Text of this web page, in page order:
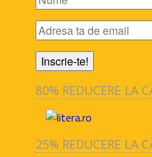
80% REDUCERE LA
25% REDUCERE LA